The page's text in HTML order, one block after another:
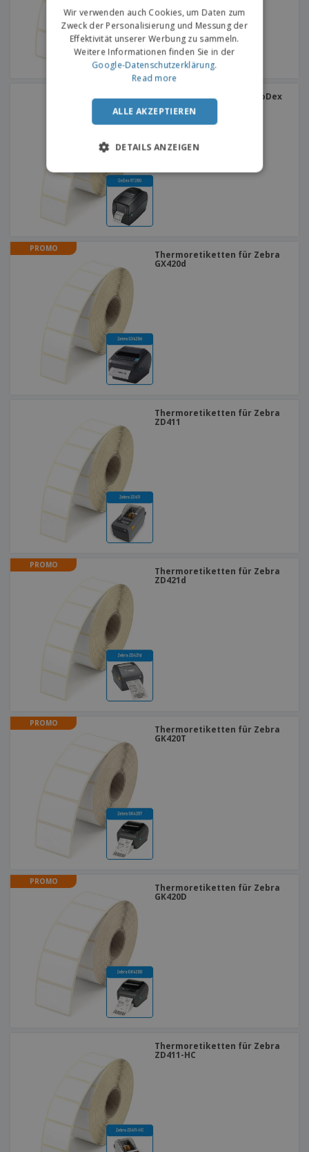
Thermoretiketten für GoDex
RT200
PROMO
Thermoretiketten für Zebra
GX420d
Thermoretiketten für Zebra
ZD411
PROMO
Thermoretiketten für Zebra
ZD421d
PROMO
Thermoretiketten für Zebra
GK420T
PROMO
Thermoretiketten für Zebra
GK420D
Thermoretiketten für Zebra
ZD411-HC
Wir verwenden auch Cookies, um Daten zum
Zweck der Personalisierung und Messung der
Effektivität unserer Werbung zu sammeln.
Weitere Informationen finden Sie in der
Google-Datenschutzerklärung.
Read more
ALLE AKZEPTIEREN
DETAILS ANZEIGEN